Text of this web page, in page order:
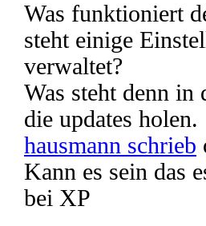
Was funktioniert
steht einige
verwaltet?
Was steht denn
die updates holen.
hausmann schrieb
Kann es sein das
bei XP